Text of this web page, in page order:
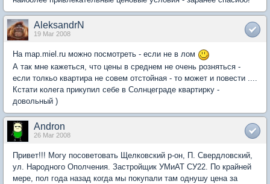
AleksandrN
19 Mar 2008
На map.miel.ru можно посмотреть - если не в лом
А так мне кажеться, что цены в среднем не очень розняться -
если толкьо квартира не совем отстойная - то может и повести ....
Кстати колега прикупил себе в Солнцеграде квартирку -
довольный )
Andron
26 Mar 2008
Привет!!! Могу посоветовать Щелковский р-он, П. Свердловский,
ул. Народного Ополчения. Застройщик УМиАТ СУ22. По крайней
мере, пол года назад когда мы покупали там однушу цена за